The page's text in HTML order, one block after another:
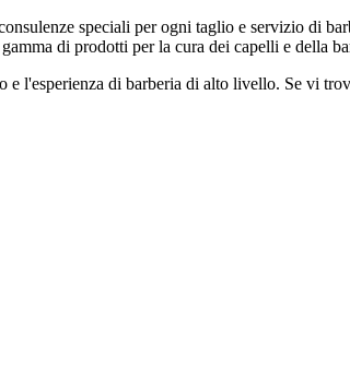
speciali per ogni taglio e servizio di
di prodotti per la cura dei capelli e della
l'esperienza di barberia di alto livello. Se vi